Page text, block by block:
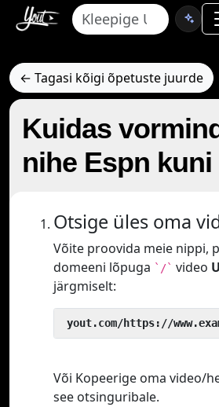
← Tagasi kõigi õpetuste juurde
Kuidas
nihe Espn kuni
Otsige üles oma
Võite proovida meie nippi,
domeeni lõpuga `/` video
järgmiselt:
yout.com/https://
Või Kopeerige oma video/
see otsinguribale.